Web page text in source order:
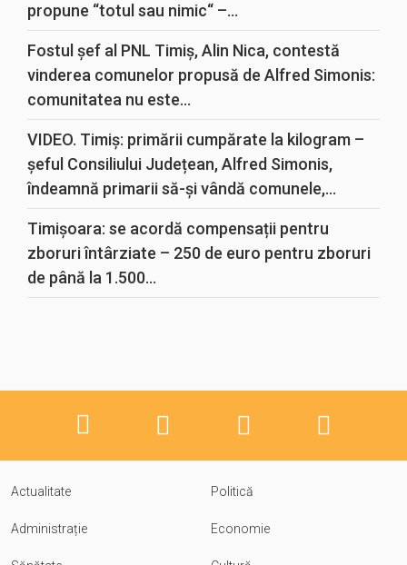
propune “totul sau nimic“ –...
Fostul șef al PNL Timiș, Alin Nica, contestă
vinderea comunelor propusă de Alfred Simonis:
comunitatea nu este...
VIDEO. Timiș: primării cumpărate la kilogram –
șeful Consiliului Județean, Alfred Simonis,
îndeamnă primarii să-și vândă comunele,...
Timișoara: se acordă compensații pentru
zboruri întârziate – 250 de euro pentru zboruri
de până la 1.500...
Actualitate Politică
Administrație Economie